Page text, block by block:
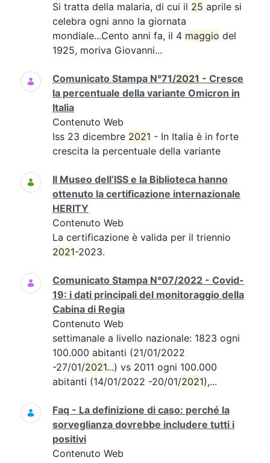
Si tratta della malaria, di cui il 25 aprile si
celebra ogni anno la giornata
mondiale...Cento anni fa, il 4 maggio del
1925, moriva Giovanni...
Comunicato Stampa N°71/2021 - Cresce
la percentuale della variante Omicron in
Italia
Contenuto Web
Iss 23 dicembre 2021 - In Italia è in forte
crescita la percentuale della variante
Il Museo dell’ISS e la Biblioteca hanno
ottenuto la certificazione internazionale
HERITY
Contenuto Web
La certificazione è valida per il triennio
2021-2023.
Comunicato Stampa N°07/2022 - Covid-
19: i dati principali del monitoraggio della
Cabina di Regia
Contenuto Web
settimanale a livello nazionale: 1823 ogni
100.000 abitanti (21/01/2022
-27/01/2021...) vs 2011 ogni 100.000
abitanti (14/01/2022 -20/01/2021),...
Faq - La definizione di caso: perché la
sorveglianza dovrebbe includere tutti i
positivi
Contenuto Web